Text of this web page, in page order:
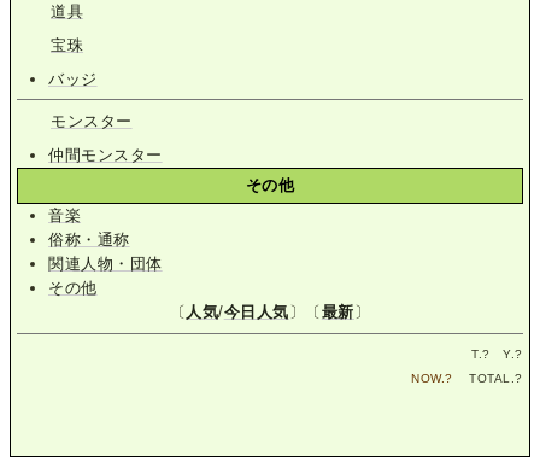
道具
宝珠
バッジ
モンスター
仲間モンスター
その他
音楽
俗称・通称
関連人物・団体
その他
〔 人気/今日人気 〕〔 最新 〕
T.? Y.?
NOW.? TOTAL.?